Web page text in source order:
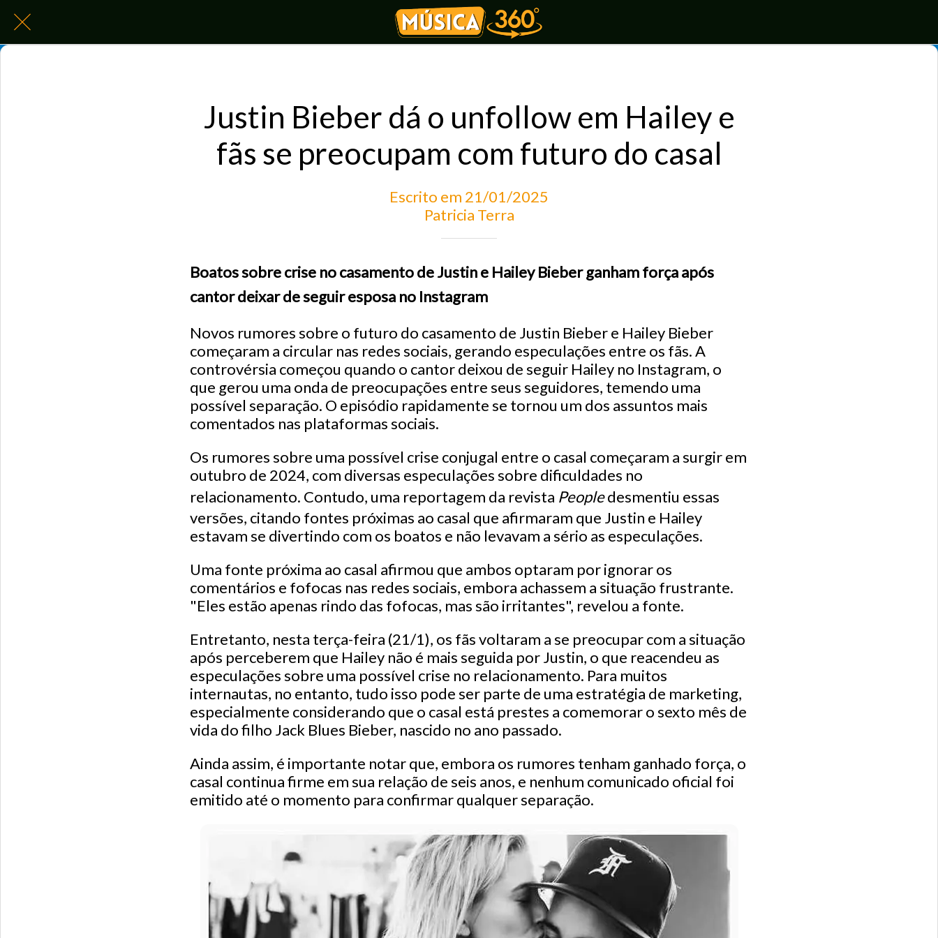
Justin Bieber dá o unfollow em Hailey e
fãs se preocupam com futuro do casal
Escrito em 21/01/2025
Patricia Terra
Boatos sobre crise no casamento de Justin e Hailey Bieber ganham força após
cantor deixar de seguir esposa no Instagram
Novos rumores sobre o futuro do casamento de Justin Bieber e Hailey Bieber
começaram a circular nas redes sociais, gerando especulações entre os fãs. A
controvérsia começou quando o cantor deixou de seguir Hailey no Instagram, o
que gerou uma onda de preocupações entre seus seguidores, temendo uma
possível separação. O episódio rapidamente se tornou um dos assuntos mais
comentados nas plataformas sociais.
Os rumores sobre uma possível crise conjugal entre o casal começaram a surgir em
outubro de 2024, com diversas especulações sobre dificuldades no
relacionamento. Contudo, uma reportagem da revista Peopledesmentiu essas
versões, citando fontes próximas ao casal que afirmaram que Justin e Hailey
estavam se divertindo com os boatos e não levavam a sério as especulações.
Uma fonte próxima ao casal afirmou que ambos optaram por ignorar os
comentários e fofocas nas redes sociais, embora achassem a situação frustrante.
"Eles estão apenas rindo das fofocas, mas são irritantes", revelou a fonte.
Entretanto, nesta terça-feira (21/1), os fãs voltaram a se preocupar com a situação
após perceberem que Hailey não é mais seguida por Justin, o que reacendeu as
especulações sobre uma possível crise no relacionamento. Para muitos
internautas, no entanto, tudo isso pode ser parte de uma estratégia de marketing,
especialmente considerando que o casal está prestes a comemorar o sexto mês de
vida do filho Jack Blues Bieber, nascido no ano passado.
Ainda assim, é importante notar que, embora os rumores tenham ganhado força, o
casal continua firme em sua relação de seis anos, e nenhum comunicado oficial foi
emitido até o momento para confirmar qualquer separação.